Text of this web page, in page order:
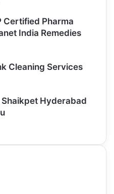
Certified Pharma
India Remedies
Cleaning Services
Hyderabad